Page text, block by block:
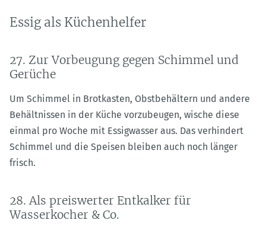
Essig als Küchenhelfer
27. Zur Vorbeugung gegen Schimmel und
Gerüche
Um Schimmel in Brotkasten, Obstbehältern und andere
Behältnissen in der Küche vorzubeugen, wische diese
einmal pro Woche mit Essigwasser aus. Das verhindert
Schimmel und die Speisen bleiben auch noch länger
frisch.
28. Als preiswerter Entkalker für
Wasserkocher & Co.